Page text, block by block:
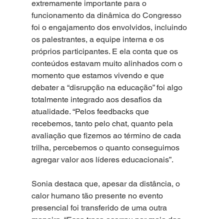
extremamente importante para o
funcionamento da dinâmica do Congresso
foi o engajamento dos envolvidos, incluindo
os palestrantes, a equipe interna e os
próprios participantes. E ela conta que os
conteúdos estavam muito alinhados com o
momento que estamos vivendo e que
debater a “disrupção na educação” foi algo
totalmente integrado aos desafios da
atualidade. “Pelos feedbacks que
recebemos, tanto pelo chat, quanto pela
avaliação que fizemos ao término de cada
trilha, percebemos o quanto conseguimos
agregar valor aos líderes educacionais”.
Sonia destaca que, apesar da distância, o
calor humano tão presente no evento
presencial foi transferido de uma outra